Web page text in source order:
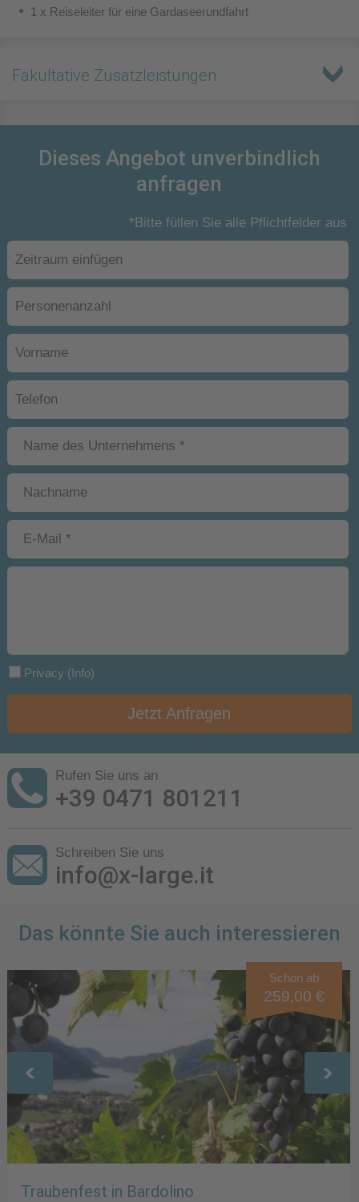
1 x Reiseleiter für eine Gardaseerundfahrt
Fakultative Zusatzleistungen
Dieses Angebot unverbindlich
anfragen
*Bitte füllen Sie alle Pflichtfelder aus
Privacy (Info)
Jetzt Anfragen
Rufen Sie uns an
+39 0471 801211
Schreiben Sie uns
info@x-large.it
Das könnte Sie auch interessieren
Schon ab
259,00 €
Traubenfest in Bardolino